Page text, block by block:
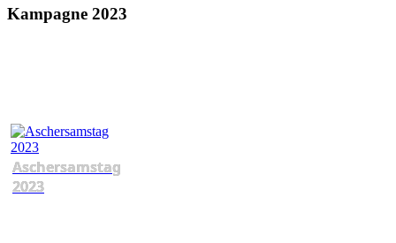
Kampagne 2023
Aschersamstag
2023